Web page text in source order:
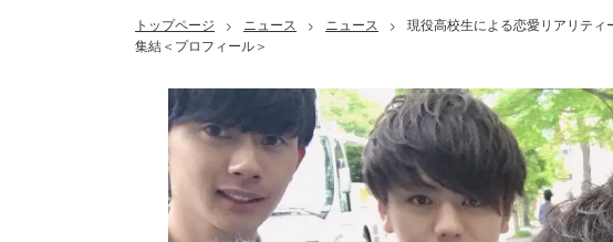
トップページ > ニュース > ニュース >
現役高校生による恋愛リアリテ
集結＜プロフィール＞